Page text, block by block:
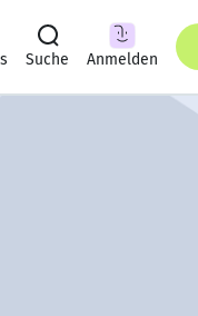
Suche Anmelden